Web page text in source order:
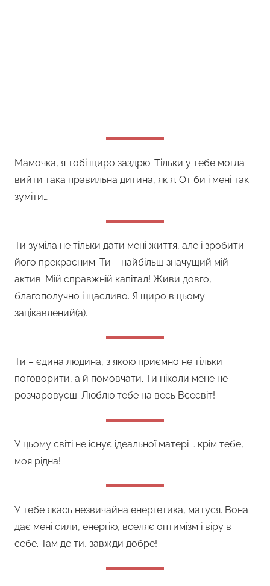
Мамочка, я тобі щиро заздрю. Тільки у тебе могла
вийти така правильна дитина, як я. От би і мені так
зуміти…
Ти зуміла не тільки дати мені життя, але і зробити
його прекрасним. Ти – найбільш значущий мій
актив. Мій справжній капітал! Живи довго,
благополучно і щасливо. Я щиро в цьому
зацікавлений(а).
Ти – єдина людина, з якою приємно не тільки
поговорити, а й помовчати. Ти ніколи мене не
розчаровуєш. Люблю тебе на весь Всесвіт!
У цьому світі не існує ідеальної матері … крім тебе,
моя рідна!
У тебе якась незвичайна енергетика, матуся. Вона
дає мені сили, енергію, вселяє оптимізм і віру в
себе. Там де ти, завжди добре!